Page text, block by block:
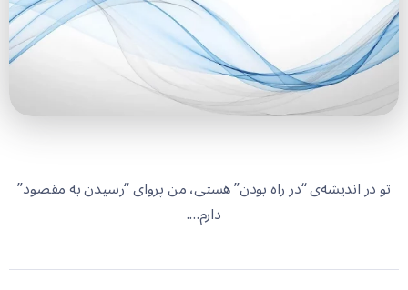
تو در اندیشه‌ی “در راه بودن” هستی، من پروای “رسیدن به مقصود”
دارم….